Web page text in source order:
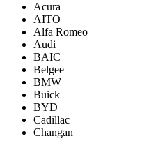
Acura
AITO
Alfa Romeo
Audi
BAIC
Belgee
BMW
Buick
BYD
Cadillac
Changan